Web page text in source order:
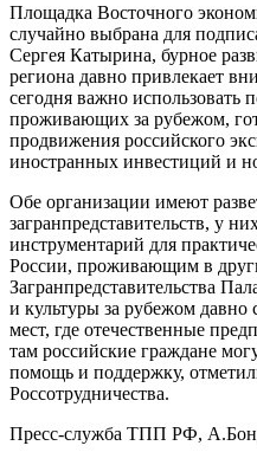
Площадка Восточного
случайно выбрана для
Сергея Катырина, бурное
региона давно привлекает
сегодня важно использовать
проживающих за рубежом,
продвижения российского
иностранных инвестиций и
Обе организации имеют
загранпредставительств, у
инструментарий для
России, проживающим в
Загранпредставительства
и культуры за рубежом
мест, где отечественные
там российские граждане
помощь и поддержку,
Россотрудничества.
Пресс-служба ТПП РФ,